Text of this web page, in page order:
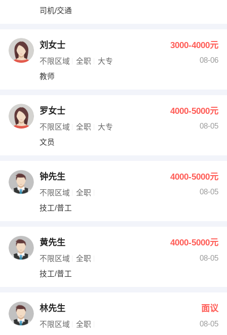
司机/交通
刘女士 3000-4000元
不限区域 全职 大专
08-06
教师
罗女士 4000-5000元
不限区域 全职 大专
08-05
文员
钟先生 4000-5000元
不限区域 全职
08-05
技工/普工
黄先生 4000-5000元
不限区域 全职
08-05
技工/普工
林先生 面议
不限区域 全职
08-05